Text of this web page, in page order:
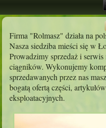
Firma "Rolmasz" działa na
Nasza siedziba mieści się w
Prowadzimy sprzedaż i
ciągników. Wykonujemy
sprzedawanych przez nas
bogatą ofertą części,
eksploatacyjnych.